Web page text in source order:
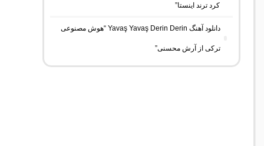
کرد ترند اینستا”
دانلود آهنگ Yavaş Yavaş Derin Derin “هوش مصنوعی
ترکی از آرش محسنی”